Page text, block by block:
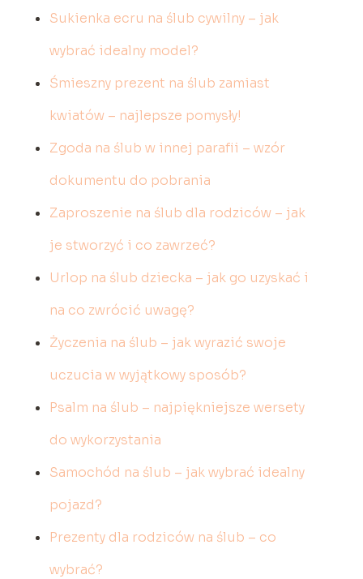
Sukienka ecru na ślub cywilny – jak
wybrać idealny model?
Śmieszny prezent na ślub zamiast
kwiatów – najlepsze pomysły!
Zgoda na ślub w innej parafii – wzór
dokumentu do pobrania
Zaproszenie na ślub dla rodziców – jak
je stworzyć i co zawrzeć?
Urlop na ślub dziecka – jak go uzyskać i
na co zwrócić uwagę?
Życzenia na ślub – jak wyrazić swoje
uczucia w wyjątkowy sposób?
Psalm na ślub – najpiękniejsze wersety
do wykorzystania
Samochód na ślub – jak wybrać idealny
pojazd?
Prezenty dla rodziców na ślub – co
wybrać?